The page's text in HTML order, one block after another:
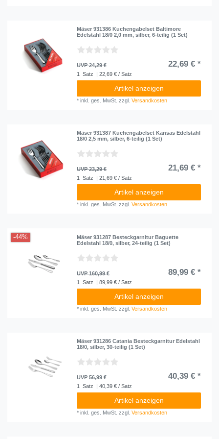
Mäser 931386 Kuchengabelset Baltimore
Edelstahl 18/0 2,0 mm, silber, 6-teilig (1 Set)
UVP 24,29 € 22,69 € *
1 Satz | 22,69 € / Satz
Artikel anzeigen
*inkl. ges. MwSt. zzgl.Versandkosten
Mäser 931387 Kuchengabelset Kansas Edelstahl
18/0 2,5 mm, silber, 6-teilig (1 Set)
UVP 23,29 € 21,69 € *
1 Satz | 21,69 € / Satz
Artikel anzeigen
*inkl. ges. MwSt. zzgl.Versandkosten
-44%
Mäser 931287 Besteckgarnitur Baguette
Edelstahl 18/0, silber, 24-teilig (1 Set)
UVP 160,99 € 89,99 € *
1 Satz | 89,99 € / Satz
Artikel anzeigen
*inkl. ges. MwSt. zzgl.Versandkosten
Mäser 931286 Catania Besteckgarnitur Edelstahl
18/0, silber, 30-teilig (1 Set)
UVP 56,99 € 40,39 € *
1 Satz | 40,39 € / Satz
Artikel anzeigen
*inkl. ges. MwSt. zzgl.Versandkosten